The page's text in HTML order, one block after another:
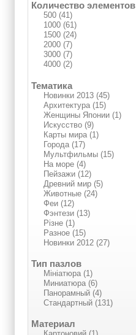
Количество элементов
500 (41)
1000 (61)
1500 (24)
2000 (7)
3000 (7)
4000 (2)
Тематика
Новинки 2013 (45)
Архитектура (15)
Женщины Японии (1)
Искусство (9)
Карты мира (1)
Города (17)
Мультфильмы (15)
На море (4)
Пейзажи (12)
Древний мир (5)
Животные (24)
Феи (12)
Фэнтези (13)
Різне (1)
Разное (15)
Новинки 2012 (27)
Тип пазлов
Мініатюра (1)
Миниатюра (6)
Панорамный (4)
Стандартный (131)
Материал